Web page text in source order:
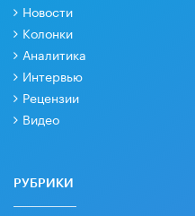
Новости
Колонки
Аналитика
Интервью
Рецензии
Видео
РУБРИКИ